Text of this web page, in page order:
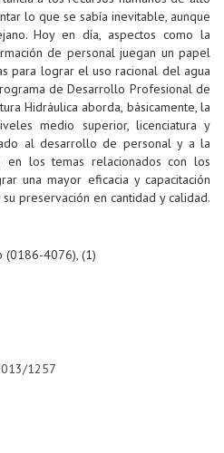
lo que se sabía inevitable, aunque
Hoy en día, aspectos como la
de personal juegan un papel
para lograr el uso racional del agua
de Desarrollo Profesional de
Hidráulica aborda, básicamente, la
medio superior, licenciatura y
al desarrollo de personal y a la
en los temas relacionados con los
una mayor eficacia y capacitación
preservación en cantidad y calidad.
(0186-4076), (1)
1257